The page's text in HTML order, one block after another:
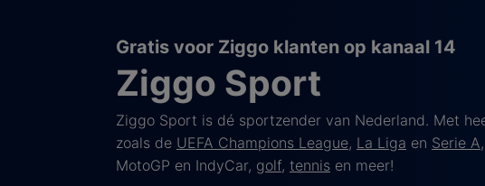
Gratis voor Ziggo klanten op kanaal 14
Ziggo Sport
Ziggo Sport is dé sportzender van Nederland. Met
zoals de UEFA Champions League, La Liga en Serie A
MotoGP en IndyCar, golf, tennis en meer!